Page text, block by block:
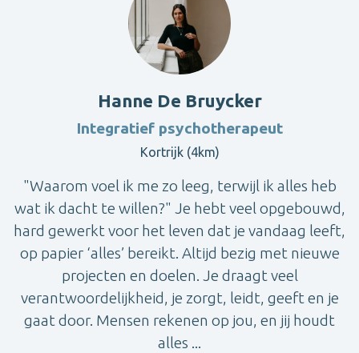
Hanne De Bruycker
Integratief psychotherapeut
Kortrijk (4km)
"Waarom voel ik me zo leeg, terwijl ik alles heb
wat ik dacht te willen?" Je hebt veel opgebouwd,
hard gewerkt voor het leven dat je vandaag leeft,
op papier ‘alles’ bereikt. Altijd bezig met nieuwe
projecten en doelen. Je draagt veel
verantwoordelijkheid, je zorgt, leidt, geeft en je
gaat door. Mensen rekenen op jou, en jij houdt
alles ...